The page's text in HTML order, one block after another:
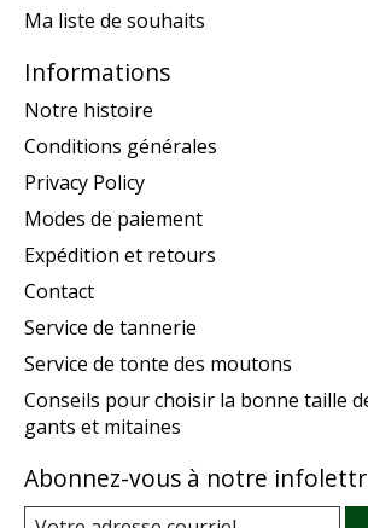
Ma liste de souhaits
Informations
Notre histoire
Conditions générales
Privacy Policy
Modes de paiement
Expédition et retours
Contact
Service de tannerie
Service de tonte des moutons
Conseils pour choisir la bonne taille
gants et mitaines
Abonnez-vous à notre